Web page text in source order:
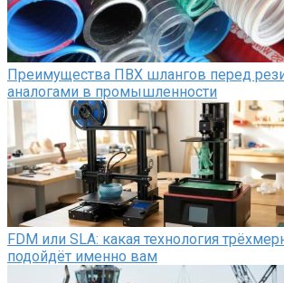
Преимущества ПВХ шлангов перед
аналогами в промышленности
FDM или SLA: какая технология
подойдёт именно вам